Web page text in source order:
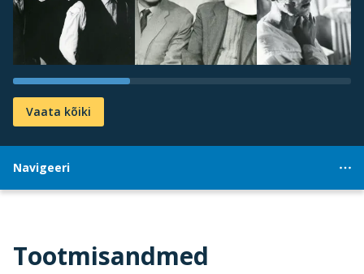
Vaata kõiki
Navigeeri
Tootmisandmed